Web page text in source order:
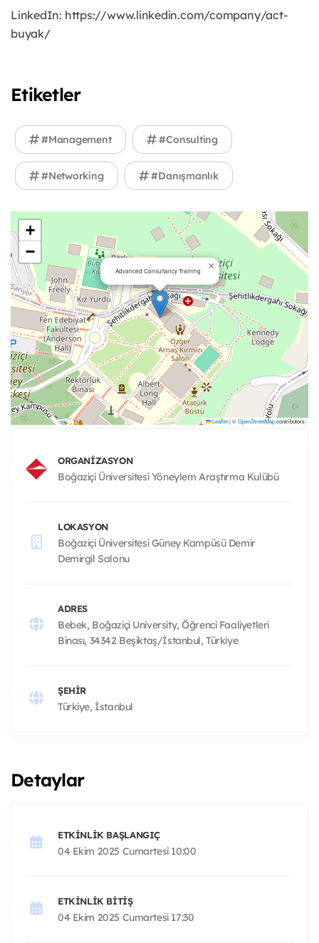
LinkedIn: https://www.linkedin.com/company/act-
buyak/
Etiketler
#Management #Consulting
#Networking #Danışmanlık
Advanced Consultancy Training ×
+
−
Leaflet|©OpenStreetMapcontributors
ORGANIZASYON
Boğaziçi Üniversitesi Yöneylem Araştırma Kulübü
LOKASYON
Boğaziçi Üniversitesi Güney Kampüsü Demir
Demirgil Salonu
ADRES
Bebek, Boğaziçi University, Öğrenci Faaliyetleri
Binası, 34342 Beşiktaş/İstanbul, Türkiye
ŞEHIR
Türkiye, İstanbul
Detaylar
ETKINLIK BAŞLANGIÇ
04 Ekim 2025 Cumartesi 10:00
ETKINLIK BITIŞ
04 Ekim 2025 Cumartesi 17:30